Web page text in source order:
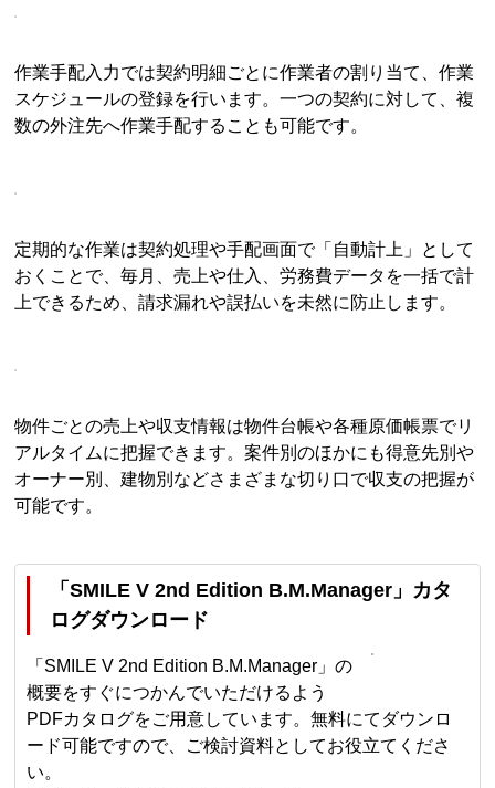
作業手配入力では契約明細ごとに作業者の割り当て、作業
スケジュールの登録を行います。一つの契約に対して、複
数の外注先へ作業手配することも可能です。
定期的な作業は契約処理や手配画面で「自動計上」として
おくことで、毎月、売上や仕入、労務費データを一括で計
上できるため、請求漏れや誤払いを未然に防止します。
物件ごとの売上や収支情報は物件台帳や各種原価帳票でリ
アルタイムに把握できます。案件別のほかにも得意先別や
オーナー別、建物別などさまざまな切り口で収支の把握が
可能です。
「SMILE V 2nd Edition B.M.Manager」カタ
ログダウンロード
「SMILE V 2nd Edition B.M.Manager」の
概要をすぐにつかんでいただけるよう
PDFカタログをご用意しています。無料にてダウンロ
ード可能ですので、ご検討資料としてお役立てくださ
い。